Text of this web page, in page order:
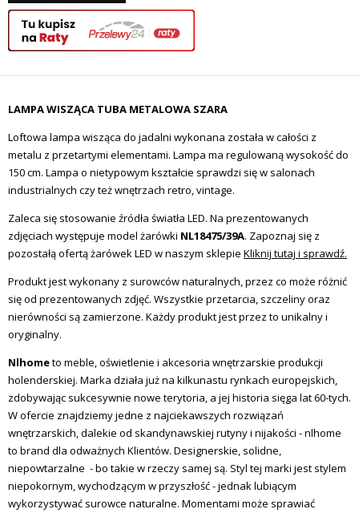
LAMPA WISZĄCA TUBA METALOWA SZARA
Loftowa lampa wisząca do jadalni wykonana została w całości z
metalu z przetartymi elementami. Lampa ma regulowaną wysokość do
150 cm. Lampa o nietypowym kształcie sprawdzi się w salonach
industrialnych czy też wnętrzach retro, vintage.
Zaleca się stosowanie źródła światła LED. Na prezentowanych
zdjęciach występuje model żarówki NL18475/39A. Zapoznaj się z
pozostałą ofertą żarówek LED w naszym sklepie Kliknij tutaj i sprawdź.
Produkt jest wykonany z surowców naturalnych, przez co może różnić
się od prezentowanych zdjęć. Wszystkie przetarcia, szczeliny oraz
nierówności są zamierzone. Każdy produkt jest przez to unikalny i
oryginalny.
Nlhometo meble, oświetlenie i akcesoria wnętrzarskie produkcji
holenderskiej. Marka działa już na kilkunastu rynkach europejskich,
zdobywając sukcesywnie nowe terytoria, a jej historia sięga lat 60-tych.
W ofercie znajdziemy jedne z najciekawszych rozwiązań
wnętrzarskich, dalekie od skandynawskiej rutyny i nijakości - nlhome
to brand dla odważnych Klientów. Designerskie, solidne,
niepowtarzalne - bo takie w rzeczy samej są. Styl tej marki jest stylem
niepokornym, wychodzącym w przyszłość - jednak lubiącym
wykorzystywać surowce naturalne. Momentami może sprawiać